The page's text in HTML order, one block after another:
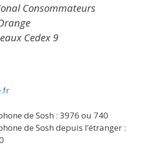
Consommateurs
Cedex 9
de Sosh : 3976 ou 740
de Sosh depuis l’étranger :